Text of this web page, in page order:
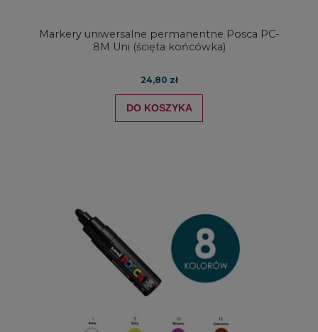
Markery uniwersalne permanentne Posca PC-
8M Uni (ścięta końcówka)
24,80 zł
DO KOSZYKA